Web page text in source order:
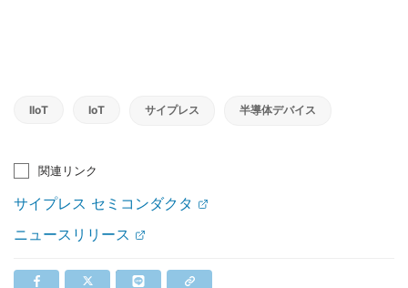
IIoT IoT サイプレス 半導体デバイス
関連リンク
サイプレス セミコンダクタ
ニュースリリース